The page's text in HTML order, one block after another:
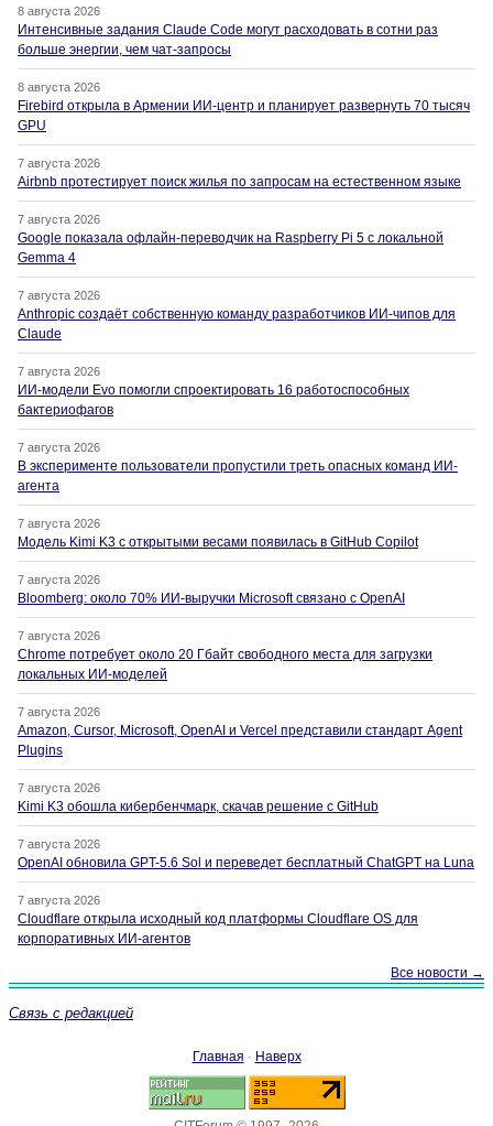
8 августа 2026
Интенсивные задания Claude Code могут расходовать в сотни раз
больше энергии, чем чат-запросы
8 августа 2026
Firebird открыла в Армении ИИ-центр и планирует развернуть 70 тысяч
GPU
7 августа 2026
Airbnb протестирует поиск жилья по запросам на естественном языке
7 августа 2026
Google показала офлайн-переводчик на Raspberry Pi 5 с локальной
Gemma 4
7 августа 2026
Anthropic создаёт собственную команду разработчиков ИИ-чипов для
Claude
7 августа 2026
ИИ-модели Evo помогли спроектировать 16 работоспособных
бактериофагов
7 августа 2026
В эксперименте пользователи пропустили треть опасных команд ИИ-
агента
7 августа 2026
Модель Kimi K3 с открытыми весами появилась в GitHub Copilot
7 августа 2026
Bloomberg: около 70% ИИ-выручки Microsoft связано с OpenAI
7 августа 2026
Chrome потребует около 20 Гбайт свободного места для загрузки
локальных ИИ-моделей
7 августа 2026
Amazon, Cursor, Microsoft, OpenAI и Vercel представили стандарт Agent
Plugins
7 августа 2026
Kimi K3 обошла кибербенчмарк, скачав решение с GitHub
7 августа 2026
OpenAI обновила GPT-5.6 Sol и переведет бесплатный ChatGPT на Luna
7 августа 2026
Cloudflare открыла исходный код платформы Cloudflare OS для
корпоративных ИИ-агентов
Все новости →
Связь с редакцией
Главная · Наверх